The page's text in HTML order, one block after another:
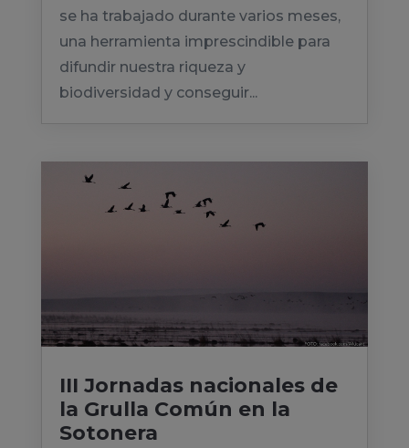
se ha trabajado durante varios meses,
una herramienta imprescindible para
difundir nuestra riqueza y
biodiversidad y conseguir...
III Jornadas nacionales de
la Grulla Común en la
Sotonera